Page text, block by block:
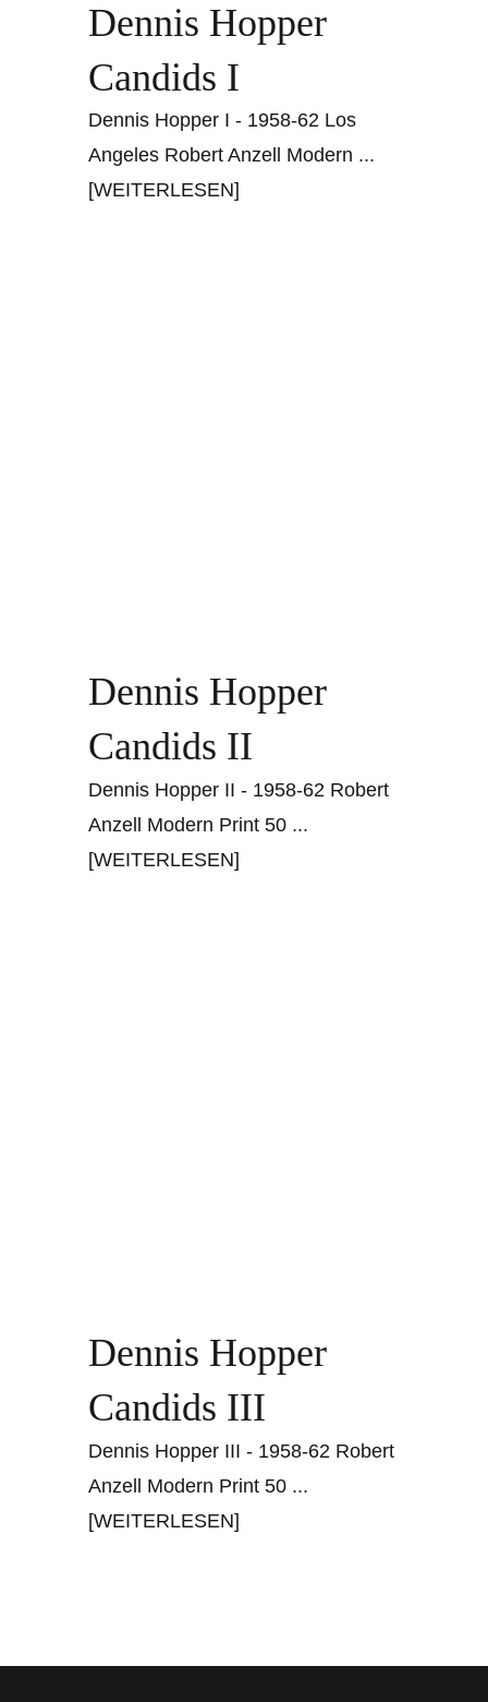
Dennis Hopper
Candids I
Dennis Hopper I - 1958-62 Los
Angeles Robert Anzell Modern ...
[WEITERLESEN]
Dennis Hopper
Candids II
Dennis Hopper II - 1958-62 Robert
Anzell Modern Print 50 ...
[WEITERLESEN]
Dennis Hopper
Candids III
Dennis Hopper III - 1958-62 Robert
Anzell Modern Print 50 ...
[WEITERLESEN]